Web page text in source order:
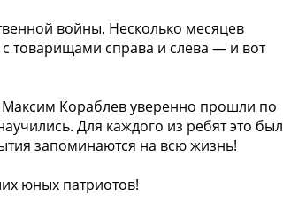
войны. Несколько месяцев
товарищами справа и слева — и вот
Кораблев уверенно прошли по
Для каждого из ребят это был
запоминаются на всю жизнь!
юных патриотов!